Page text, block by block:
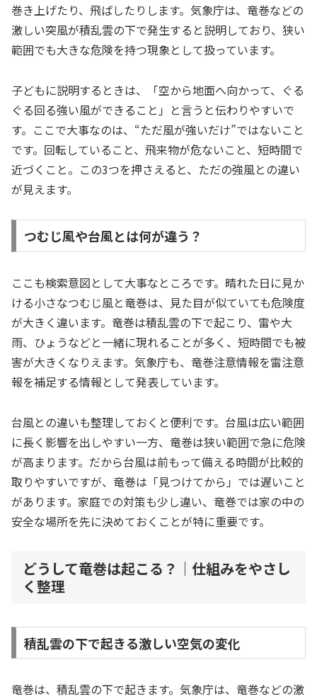
巻き上げたり、飛ばしたりします。気象庁は、竜巻などの
激しい突風が積乱雲の下で発生すると説明しており、狭い
範囲でも大きな危険を持つ現象として扱っています。
子どもに説明するときは、「空から地面へ向かって、ぐる
ぐる回る強い風ができること」と言うと伝わりやすいで
す。ここで大事なのは、“ただ風が強いだけ”ではないこと
です。回転していること、飛来物が危ないこと、短時間で
近づくこと。この3つを押さえると、ただの強風との違い
が見えます。
つむじ風や台風とは何が違う？
ここも検索意図として大事なところです。晴れた日に見か
ける小さなつむじ風と竜巻は、見た目が似ていても危険度
が大きく違います。竜巻は積乱雲の下で起こり、雷や大
雨、ひょうなどと一緒に現れることが多く、短時間でも被
害が大きくなりえます。気象庁も、竜巻注意情報を雷注意
報を補足する情報として発表しています。
台風との違いも整理しておくと便利です。台風は広い範囲
に長く影響を出しやすい一方、竜巻は狭い範囲で急に危険
が高まります。だから台風は前もって備える時間が比較的
取りやすいですが、竜巻は「見つけてから」では遅いこと
があります。家庭での対策も少し違い、竜巻では家の中の
安全な場所を先に決めておくことが特に重要です。
どうして竜巻は起こる？｜仕組みをやさし
く整理
積乱雲の下で起きる激しい空気の変化
竜巻は、積乱雲の下で起きます。気象庁は、竜巻などの激